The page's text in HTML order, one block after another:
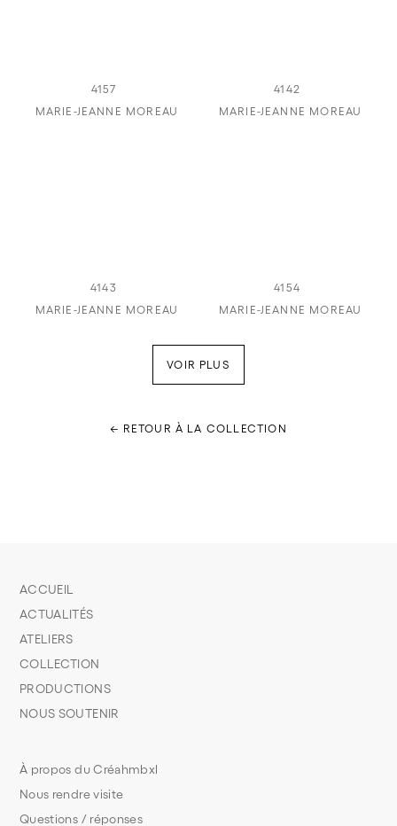
4157
MARIE-JEANNE MOREAU
4142
MARIE-JEANNE MOREAU
4143
MARIE-JEANNE MOREAU
4154
MARIE-JEANNE MOREAU
VOIR PLUS
← RETOUR À LA COLLECTION
À propos du Créahmbxl
Nous rendre visite
Questions / réponses
ACCUEIL
ACTUALITÉS
ATELIERS
COLLECTION
PRODUCTIONS
NOUS SOUTENIR